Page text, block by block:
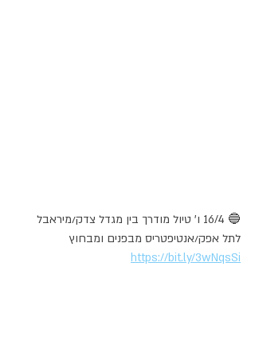
🔵 16/4 ו' טיול מודרך בין מגדל צדק/מיראבל
לתל אפק/אנטיפטריס מבפנים ומבחוץ
https://bit.ly/3wNqsSi